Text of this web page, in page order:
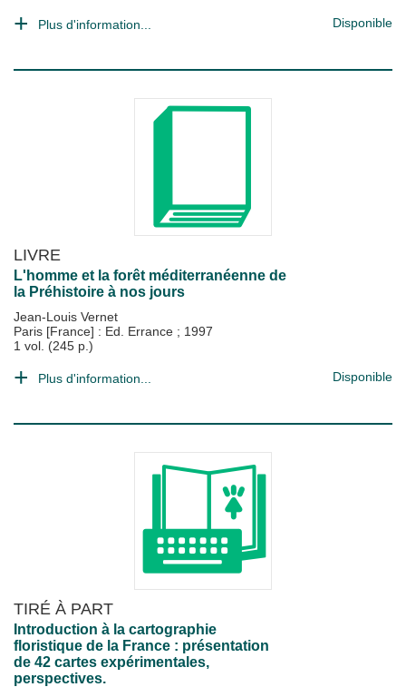
Plus d'information... Disponible
LIVRE
L'homme et la forêt méditerranéenne de
la Préhistoire à nos jours
Jean-Louis Vernet
Paris [France] : Ed. Errance ; 1997
1 vol. (245 p.)
Plus d'information... Disponible
TIRÉ À PART
Introduction à la cartographie
floristique de la France : présentation
de 42 cartes expérimentales,
perspectives.